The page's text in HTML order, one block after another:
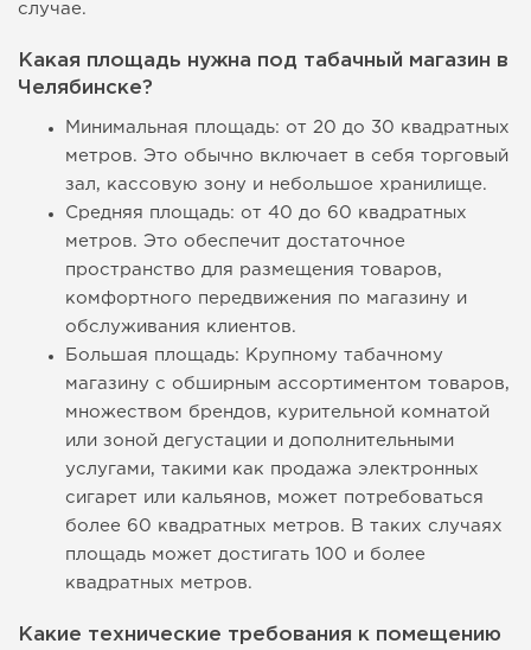
случае.
Какая площадь нужна под табачный магазин в
Челябинске?
Минимальная площадь: от 20 до 30 квадратных
метров. Это обычно включает в себя торговый
зал, кассовую зону и небольшое хранилище.
Средняя площадь: от 40 до 60 квадратных
метров. Это обеспечит достаточное
пространство для размещения товаров,
комфортного передвижения по магазину и
обслуживания клиентов.
Большая площадь: Крупному табачному
магазину с обширным ассортиментом товаров,
множеством брендов, курительной комнатой
или зоной дегустации и дополнительными
услугами, такими как продажа электронных
сигарет или кальянов, может потребоваться
более 60 квадратных метров. В таких случаях
площадь может достигать 100 и более
квадратных метров.
Какие технические требования к помещению